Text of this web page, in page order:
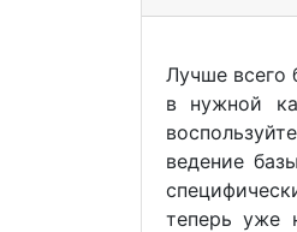
Лучше всего
в нужной
ведение
теперь уже